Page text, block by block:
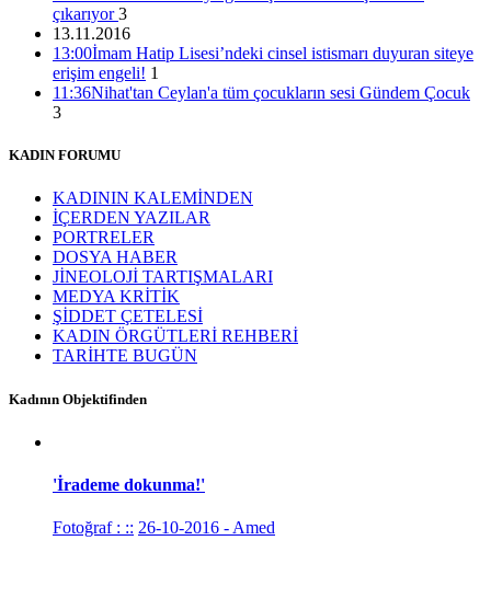
Kasım’da 28 kadın katledildi 100 çocuk istismara maruz
bırakıldı
15:01 05/12/2016
çıkarıyor3
13.11.2016
13:00İmam Hatip Lisesi’ndeki cinsel istismarı duyuran siteye
erişim engeli! 1
11:36Nihat'tan Ceylan'a tüm çocukların sesi Gündem Çocuk
3
KADIN FORUMU
KADININ KALEMİNDEN
İÇERDEN YAZILAR
PORTRELER
DOSYA HABER
JİNEOLOJİ TARTIŞMALARI
MEDYA KRİTİK
ŞİDDET ÇETELESİ
KADIN ÖRGÜTLERİ REHBERİ
TARİHTE BUGÜN
Kadının Objektifinden
'İrademe dokunma!'
Fotoğraf : :: 26-10-2016 - Amed